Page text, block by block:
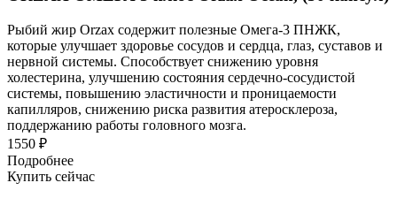
Рыбий жир Orzax содержит полезные Омега-3 ПНЖК,
которые улучшает здоровье сосудов и сердца, глаз, суставов и
нервной системы. Способствует снижению уровня
холестерина, улучшению состояния сердечно-сосудистой
системы, повышению эластичности и проницаемости
капилляров, снижению риска развития атеросклероза,
поддержанию работы головного мозга.
1550 ₽
Подробнее
Купить сейчас